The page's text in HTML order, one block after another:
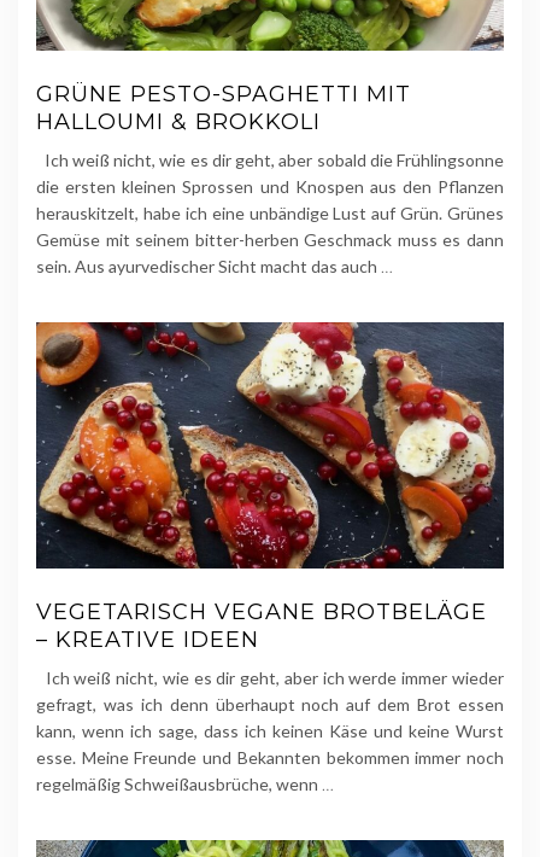
GRÜNE PESTO-SPAGHETTI MIT
HALLOUMI & BROKKOLI
Ich weiß nicht, wie es dir geht, aber sobald die Frühlingsonne
die ersten kleinen Sprossen und Knospen aus den Pflanzen
herauskitzelt, habe ich eine unbändige Lust auf Grün. Grünes
Gemüse mit seinem bitter-herben Geschmack muss es dann
sein. Aus ayurvedischer Sicht macht das auch …
VEGETARISCH VEGANE BROTBELÄGE
– KREATIVE IDEEN
Ich weiß nicht, wie es dir geht, aber ich werde immer wieder
gefragt, was ich denn überhaupt noch auf dem Brot essen
kann, wenn ich sage, dass ich keinen Käse und keine Wurst
esse. Meine Freunde und Bekannten bekommen immer noch
regelmäßig Schweißausbrüche, wenn …